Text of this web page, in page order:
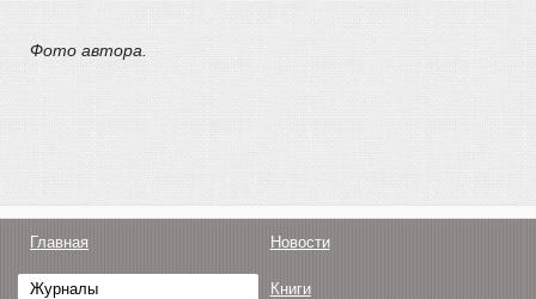
Фото автора.
Главная Новости
Журналы Книги